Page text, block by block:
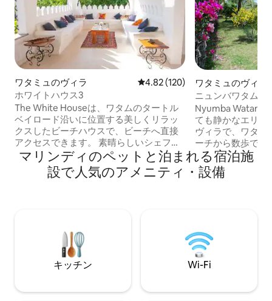
ワタミュのヴィラ レビュー120件、5つ星中4.82つ
4.82 (120)
ホワイトハウス3
The White Houseは、ワタムのタートル
ベイロード沿いに位置する美しくリラッ
クスしたビーチハウスで、ビーチへ直接
アクセスできます。 素晴らしいシェフ、
ゴージャスなプール、ベッド4台、バスル
ーム3室、2階の素敵なラウンジ。完璧で
す！ ゲストはスタッフに出迎えられ、タ
ディーウォッシュ、ハンドソープ、ボデ
ィーローションをご用意しています。 リ
ネンをご用意しており、プールタオルも
ワタミュのヴィラ
ニュンバワタム -
ーデン
Nyumba Watamu
ても静かなエリア
ヴィラで、ワタム
ーチから数歩です
歩5分未満、モト
ん！ ）。 ヴィラは、穏やかな風がお部屋
全体を通り、涼
え、ランドリーサ
クスしてくつろぐ
マリンディのペットと泊まれる宿泊施
設で人気のアメニティ・設備
キッチン Wi-Fi